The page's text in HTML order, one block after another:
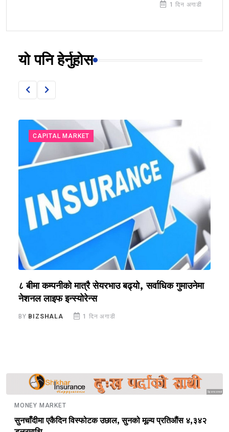
1 दिन अगाडी
यो पनि हेर्नुहोस
CAPITAL MARKET
८ बीमा कम्पनीको मात्रै सेयरभाउ बढ्यो, सर्वाधिक गुमाउनेमा
नेशनल लाइफ इन्स्योरेन्स
BY BIZSHALA 1 दिन अगाडी
Sponsored
MONEY MARKET
सुनचाँदीमा एकैदिन विस्फोटक उछाल, सुनको मूल्य प्रतिऔंस ४,३४२